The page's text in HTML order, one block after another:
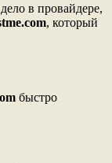
в провайдере,
, который
быстро